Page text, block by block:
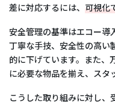
差に対応するには、 可視化
安全管理の基準はエコー導
丁寧な手技、安全性の高い
的に下げています。また、
に必要な物品を揃え、スタ
こうした取り組みに対し